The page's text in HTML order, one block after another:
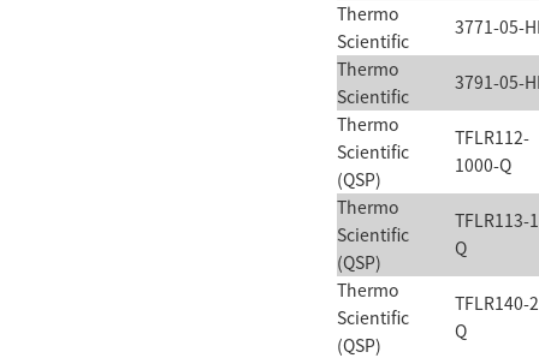
Thermo
Scientific
3771-05-
Thermo
Scientific
3791-05-
Thermo
Scientific
(QSP)
TFLR112-
1000-Q
Thermo
Scientific
(QSP)
TFLR113-
Q
Thermo
Scientific
(QSP)
TFLR140-
Q